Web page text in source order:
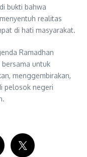
bukti bahwa
realitas
di hati masyarakat.
Ramadhan
untuk
menggembirakan,
pelosok negeri